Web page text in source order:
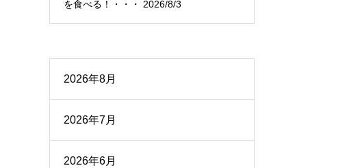
を食べる！・・・ 2026/8/3
2026年8月
2026年7月
2026年6月